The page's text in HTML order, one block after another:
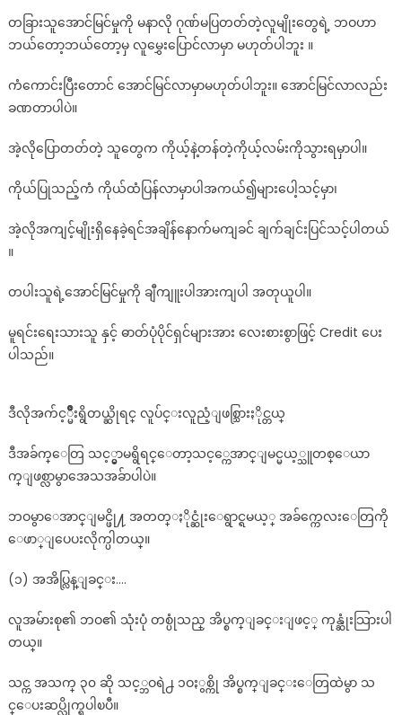
တခြားသူအောင်မြင်မှုကို မနာလို ဂုဏ်မပြတတ်တဲ့လူမျိုးတွေရဲ့ ဘဝဟာ
ဘယ်တော့ဘယ်တော့မှ လူမွှေးပြောင်လာမှာ မဟုတ်ပါဘူး ။
ကံကောင်းပြီးတောင် အောင်မြင်လာမှာမဟုတ်ပါဘူး။ အောင်မြင်လာလည်း
ခဏတာပါပဲ။
အဲ့လိုပြောတတ်တဲ့ သူတွေက ကိုယ့်နဲ့တန်တဲ့ကိုယ့်လမ်းကိုသွားရမှာပါ။
ကိုယ်ပြုသည့်ကံ ကိုယ်ထံပြန်လာမှာပါအကယ်၍များပေါ့သင့်မှာ၊
အဲ့လိုအကျင့်မျိုးရှိနေခဲ့ရင်အချိန်နောက်မကျခင် ချက်ချင်းပြင်သင့်ပါတယ်
။
တပါးသူရဲ့အောင်မြင်မှုကို ချီကျူးပါအားကျပါ အတုယူပါ။
မူရင်းရေးသားသူ နှင့် ဓာတ်ပုံပိုင်ရှင်များအား လေးစားစွာဖြင့် Credit ပေး
ပါသည်။
ဒီလိုအက်င့္မ်ိဳးရွိတယ္ဆိုရင္ လူပ်င္းလူညံ့ျဖစ္သြားႏိုင္တယ္
ဒီအခ်က္ေတြ သင့္မွာမရွိရင္ေတာ့သင့္ကေအာင္ျမင္မယ့္သူတစ္ေယာ
က္ျဖစ္လာမွာအေသအခ်ာပါပဲ။
ဘဝမွာေအာင္ျမင္ဖို႔ အတတ္ႏိုင္ဆုံးေရွာင္ရမယ့္ အခ်က္ကေလးေတြကို
ေဖာ္ျပေပးလိုက္ပါတယ္။
(၁) အအိပ္လြန္ျခင္း….
လူအမ်ားစု၏ ဘဝ၏ သုံးပုံ တစ္ပုံသည္ အိပ္စက္ျခင္းျဖင့္ ကုန္ဆုံးသြားပါ
တယ္။
သင္က အသက္ ၃၀ ဆို သင့္ဘဝရဲ႕ ၁ဝႏွစ္ကို အိပ္စက္ျခင္းေတြထဲမွာ သ
င္ေပးဆပ္လိုက္ရပါၿပီ။